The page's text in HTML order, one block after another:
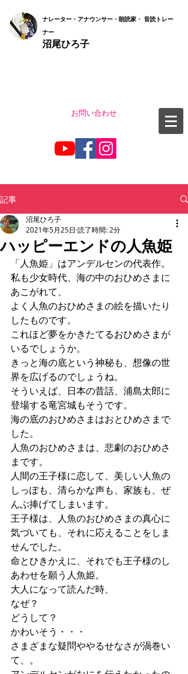
ナレーター・アナウンサー・朗読家・ 音読トレー
ナー
沼尾ひろ子
お問い合わせ
記事
ハッピーエンドの人魚姫
沼尾ひろ子
2021年5月25日 読了時間: 2分
「人魚姫」はアンデルセンの代表作。
私も少女時代、海の中のおひめさまに
あこがれて、
よく人魚のおひめさまの絵を描いたり
したものです。
これほど夢をかきたてるおひめさまが
いるでしょうか。
きっと海の底という神秘も、想像の世
界を広げるのでしょうね。
そういえば、日本の昔話、浦島太郎に
登場する竜宮城もそうです。
海の底のおひめさまはおとひめさまで
した。
人魚のおひめさまは、悲劇のおひめさ
まです。
人間の王子様に恋して、美しい人魚の
しっぽも、清らかな声も、家族も、ぜ
んぶ捧げてしまいます。
王子様は、人魚のおひめさまの真心に
気づいても、それに応えることをしま
せんでした。
命とひきかえに、それでも王子様のし
あわせを願う人魚姫。
大人になって読んだ時、
なぜ？
どうして？
かわいそう・・・
さまざまな疑問ややるせなさが渦巻い
て、。